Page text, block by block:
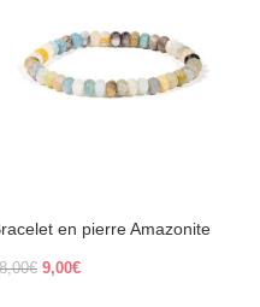
en pierre Amazonite
€ Original
9,00€Current